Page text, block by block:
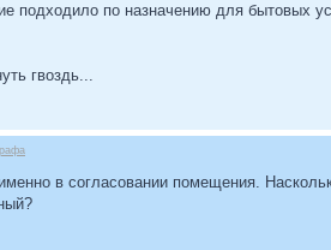
подходило по назначению для бытовых
гвоздь...
в согласовании помещения.